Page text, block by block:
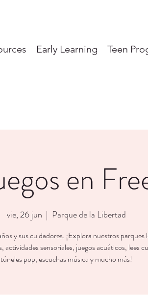
Early Learning Teen
en
vie, 26 jun
  |
Parque de la Libertad
y sus cuidadores. ¡Explora nuestros parques
actividades sensoriales, juegos acuáticos, lees
túneles pop, escuchas música y mucho más!